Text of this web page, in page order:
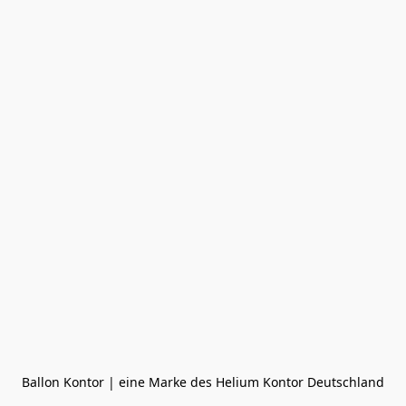
Ballon Kontor | eine Marke des Helium Kontor Deutschland